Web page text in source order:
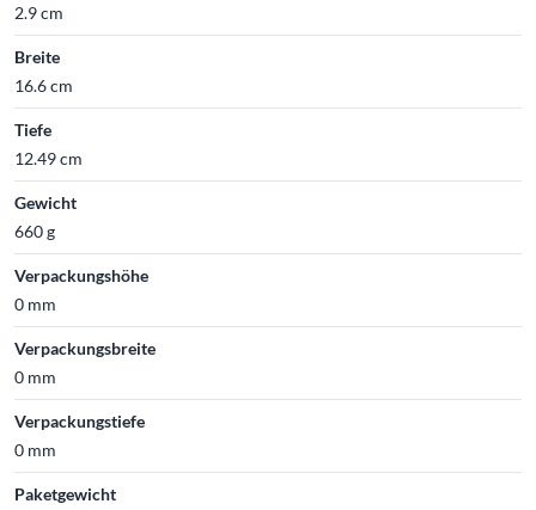
2.9 cm
Breite
16.6 cm
Tiefe
12.49 cm
Gewicht
660 g
Verpackungshöhe
0 mm
Verpackungsbreite
0 mm
Verpackungstiefe
0 mm
Paketgewicht